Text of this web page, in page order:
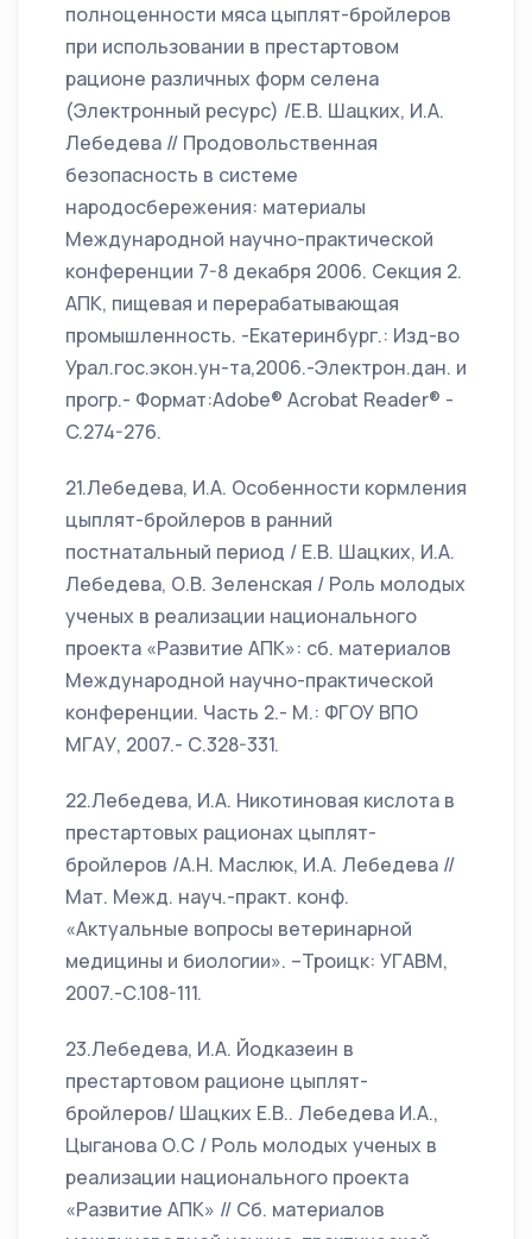
полноценности мяса цыплят-бройлеров
при использовании в престартовом
рационе различных форм селена
(Электронный ресурс) /Е.В. Шацких, И.А.
Лебедева // Продовольственная
безопасность в системе
народосбережения: материалы
Международной научно-практической
конференции 7-8 декабря 2006. Секция 2.
АПК, пищевая и перерабатывающая
промышленность. -Екатеринбург.: Изд-во
Урал.гос.экон.ун-та,2006.-Электрон.дан. и
прогр.- Формат:Аdobe® Acrobat Reader® -
C.274-276.
21.Лебедева, И.А. Особенности кормления
цыплят-бройлеров в ранний
постнатальный период / Е.В. Шацких, И.А.
Лебедева, О.В. Зеленская / Роль молодых
ученых в реализации национального
проекта «Развитие АПК»: сб. материалов
Международной научно-практической
конференции. Часть 2.- М.: ФГОУ ВПО
МГАУ, 2007.- С.328-331.
22.Лебедева, И.А. Никотиновая кислота в
престартовых рационах цыплят-
бройлеров /А.Н. Маслюк, И.А. Лебедева //
Мат. Межд. науч.-практ. конф.
«Актуальные вопросы ветеринарной
медицины и биологии». –Троицк: УГАВМ,
2007.-С.108-111.
23.Лебедева, И.А. Йодказеин в
престартовом рационе цыплят-
бройлеров/ Шацких Е.В.. Лебедева И.А.,
Цыганова О.С / Роль молодых ученых в
реализации национального проекта
«Развитие АПК» // Сб. материалов